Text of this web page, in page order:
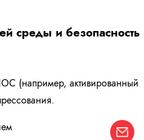
среды и безопасность
(например, активированный